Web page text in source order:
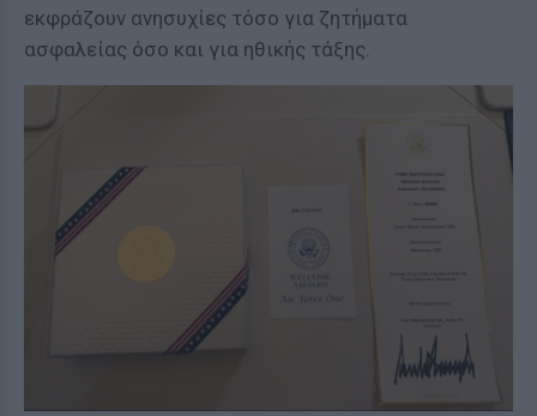
εκφράζουν ανησυχίες τόσο για ζητήματα
ασφαλείας όσο και για ηθικής τάξης.